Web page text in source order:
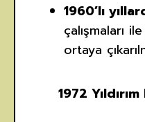
1960’lı
çalışmaları
ortaya
1972